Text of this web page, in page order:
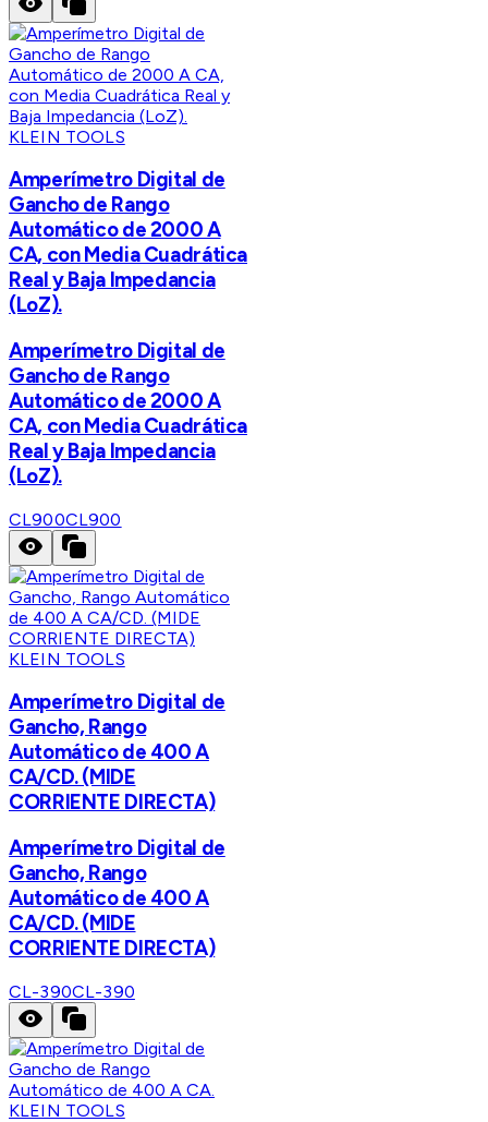
KLEIN TOOLS
Amperímetro Digital de
Gancho de Rango
Automático de 2000 A
CA, con Media Cuadrática
Real y Baja Impedancia
(LoZ).
Amperímetro Digital de
Gancho de Rango
Automático de 2000 A
CA, con Media Cuadrática
Real y Baja Impedancia
(LoZ).
CL900CL900
KLEIN TOOLS
Amperímetro Digital de
Gancho, Rango
Automático de 400 A
CA/CD. (MIDE
CORRIENTE DIRECTA)
Amperímetro Digital de
Gancho, Rango
Automático de 400 A
CA/CD. (MIDE
CORRIENTE DIRECTA)
CL-390CL-390
KLEIN TOOLS